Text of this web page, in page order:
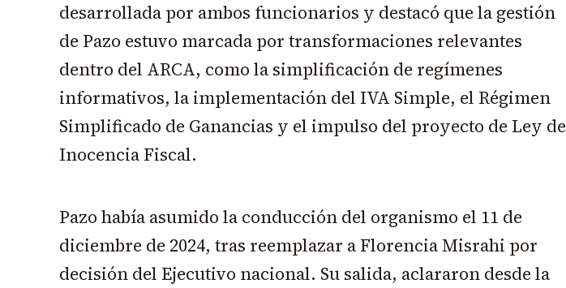
desarrollada por ambos funcionarios y destacó que la gestión
de Pazo estuvo marcada por transformaciones relevantes
dentro del ARCA, como la simplificación de regímenes
informativos, la implementación del IVA Simple, el Régimen
Simplificado de Ganancias y el impulso del proyecto de Ley de
Inocencia Fiscal.
Pazo había asumido la conducción del organismo el 11 de
diciembre de 2024, tras reemplazar a Florencia Misrahi por
decisión del Ejecutivo nacional. Su salida, aclararon desde la